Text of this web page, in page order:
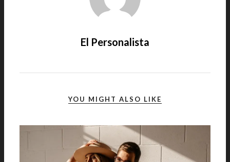
El Personalista
YOU MIGHT ALSO LIKE